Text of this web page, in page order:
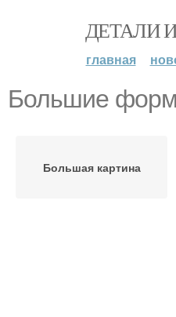
ДЕТАЛИ
главная
Большие
Большая картина